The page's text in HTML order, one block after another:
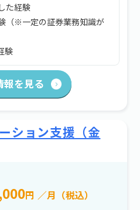
た経験
（※一定の証券業務知識が
験
報を見る
ション支援（金
円 ／月（税込）